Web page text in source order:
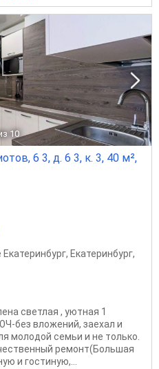
10
6 3, д. 6 3, к. 3, 40 м²,
, Екатеринбург,
светлая , уютная 1
без вложений, заехал и
молодой семьи и не только.
ремонт(Большая
и гостиную,...